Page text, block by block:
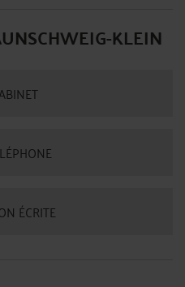
KLEIN
ÉCRITE